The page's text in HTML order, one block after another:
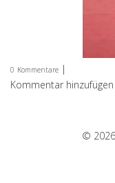
0 Kommentare |
Kommentar hinzufügen
©